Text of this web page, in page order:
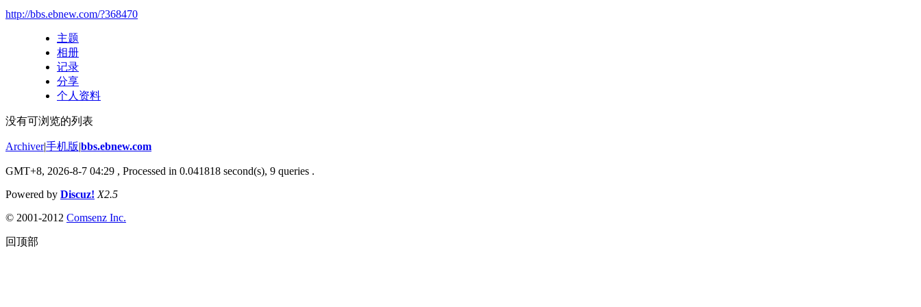
http://bbs.ebnew.com/?368470
主题
相册
记录
分享
个人资料
没有可浏览的列表
Archiver|手机版|bbs.ebnew.com
GMT+8, 2026-8-7 04:29 , Processed in 0.041818 second(s), 9 queries .
Powered by Discuz! X2.5
© 2001-2012 Comsenz Inc.
回顶部